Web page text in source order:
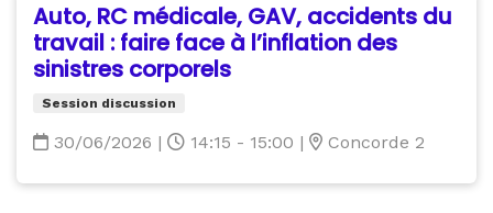
Auto, RC médicale, GAV, accidents du
travail : faire face à l’inflation des
sinistres corporels
Session discussion
30/06/2026 | 14:15 - 15:00 | Concorde 2